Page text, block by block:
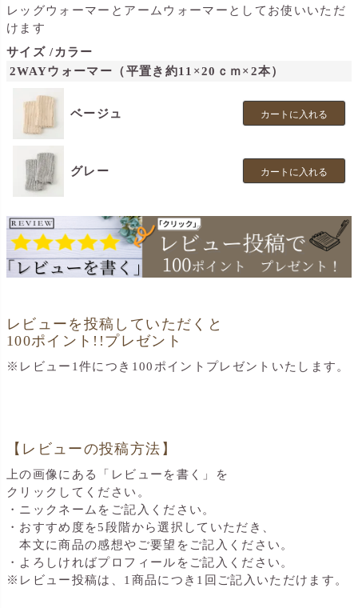
レッグウォーマーとアームウォーマーとしてお使いいただ
けます
サイズ
カラー
2WAYウォーマー（平置き約11×20ｃｍ×2本）
ベージュ カートに入れる
グレー カートに入れる
レビューを投稿していただくと
100ポイント!!プレゼント
※レビュー1件につき100ポイントプレゼントいたします。
【レビューの投稿方法】
上の画像にある「レビューを書く」を
クリックしてください。
・ニックネームをご記入ください。
・おすすめ度を5段階から選択していただき、
本文に商品の感想やご要望をご記入ください。
・よろしければプロフィールをご記入ください。
※レビュー投稿は、1商品につき1回ご記入いただけます。